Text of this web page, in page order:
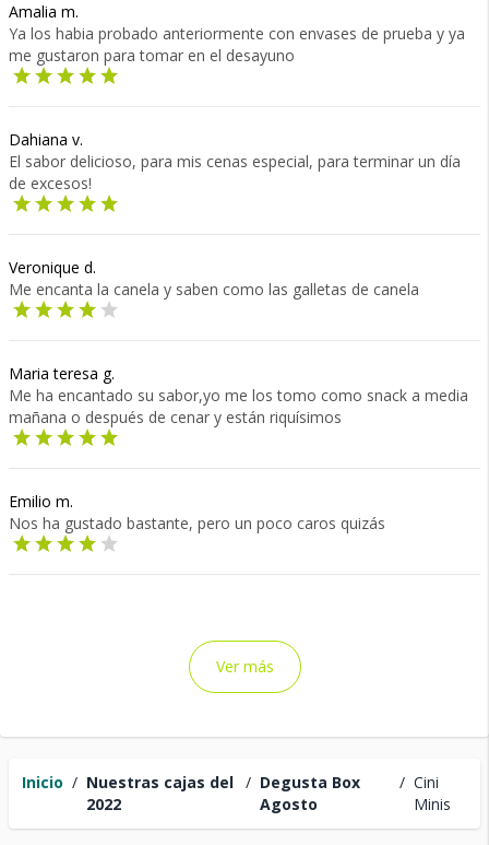
Inicio / Nuestras cajas del
2022
/ Degusta Box
Agosto
/ Cini
Minis
Amalia m.
Ya los habia probado anteriormente con envases de prueba y ya
me gustaron para tomar en el desayuno
Dahiana v.
El sabor delicioso, para mis cenas especial, para terminar un día
de excesos!
Veronique d.
Me encanta la canela y saben como las galletas de canela
Maria teresa g.
Me ha encantado su sabor,yo me los tomo como snack a media
mañana o después de cenar y están riquísimos
Emilio m.
Nos ha gustado bastante, pero un poco caros quizás
Ver más